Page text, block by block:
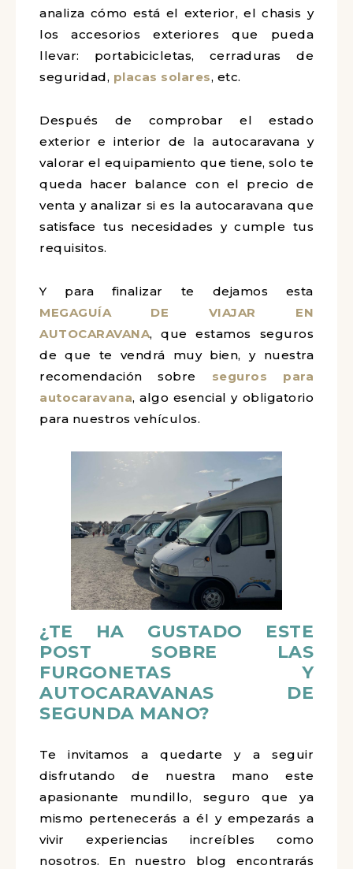
analiza cómo está el exterior, el chasis y
los accesorios exteriores que pueda
llevar: portabicicletas, cerraduras de
seguridad, placas solares, etc.
Después de comprobar el estado
exterior e interior de la autocaravana y
valorar el equipamiento que tiene, solo te
queda hacer balance con el precio de
venta y analizar si es la autocaravana que
satisface tus necesidades y cumple tus
requisitos.
Y para finalizar te dejamos esta
MEGAGUÍA DE VIAJAR EN
AUTOCARAVANA, que estamos seguros
de que te vendrá muy bien, y nuestra
recomendación sobre seguros para
autocaravana, algo esencial y obligatorio
para nuestros vehículos.
¿TE HA GUSTADO ESTE
POST SOBRE LAS
FURGONETAS Y
AUTOCARAVANAS DE
SEGUNDA MANO?
Te invitamos a quedarte y a seguir
disfrutando de nuestra mano este
apasionante mundillo, seguro que ya
mismo pertenecerás a él y empezarás a
vivir experiencias increíbles como
nosotros. En nuestro blog encontrarás